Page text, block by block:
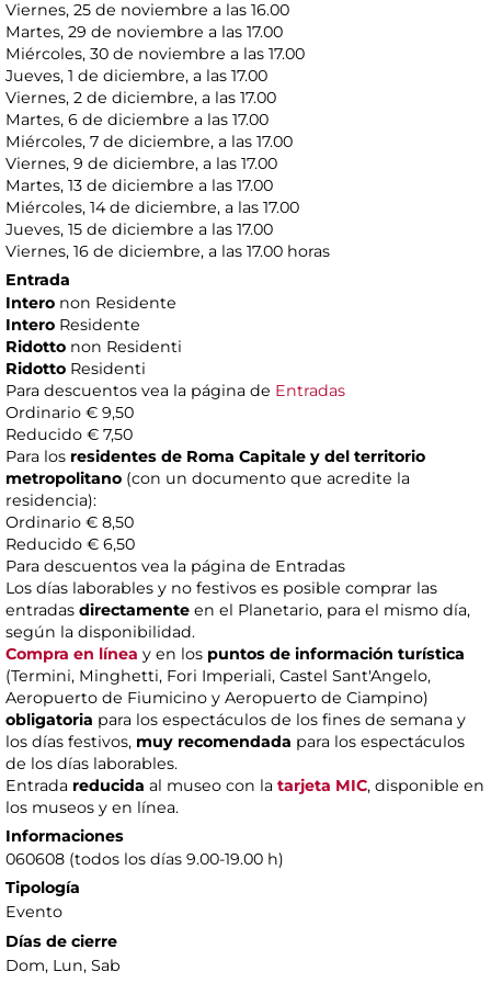
Viernes, 25 de noviembre a las 16.00
Martes, 29 de noviembre a las 17.00
Miércoles, 30 de noviembre a las 17.00
Jueves, 1 de diciembre, a las 17.00
Viernes, 2 de diciembre, a las 17.00
Martes, 6 de diciembre a las 17.00
Miércoles, 7 de diciembre, a las 17.00
Viernes, 9 de diciembre, a las 17.00
Martes, 13 de diciembre a las 17.00
Miércoles, 14 de diciembre, a las 17.00
Jueves, 15 de diciembre a las 17.00
Viernes, 16 de diciembre, a las 17.00 horas
Entrada
Intero non Residente
Intero Residente
Ridotto non Residenti
Ridotto Residenti
Para descuentos vea la página de Entradas
Ordinario € 9,50
Reducido € 7,50
Para los residentes de Roma Capitale y del territorio
metropolitano (con un documento que acredite la
residencia):
Ordinario € 8,50
Reducido € 6,50
Para descuentos vea la página de Entradas
Los días laborables y no festivos es posible comprar las
entradas directamente en el Planetario, para el mismo día,
según la disponibilidad.
Compra en línea y en los puntos de información turística
(Termini, Minghetti, Fori Imperiali, Castel Sant'Angelo,
Aeropuerto de Fiumicino y Aeropuerto de Ciampino)
obligatoria para los espectáculos de los fines de semana y
los días festivos, muy recomendada para los espectáculos
de los días laborables.
Entrada reducida al museo con la tarjeta MIC, disponible en
los museos y en línea.
Informaciones
060608 (todos los días 9.00-19.00 h)
Tipología
Evento
Días de cierre
Dom, Lun, Sab